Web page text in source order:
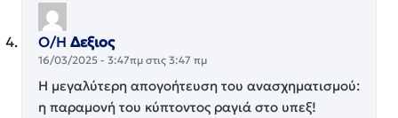
Ο/Η Δεξιος
16/03/2025 - 3:47πμ στις 3:47 πμ
Η μεγαλύτερη απογοήτευση του ανασχηματισμού:
η παραμονή του κύπτοντος ραγιά στο υπεξ!